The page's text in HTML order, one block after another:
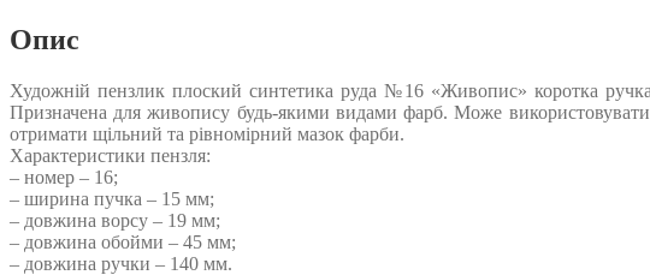
Опис
Художній пензлик плоский синтетика руда №16 «Живопис» коротка ручка
Призначена для живопису будь-якими видами фарб. Може
отримати щільний та рівномірний мазок фарби.
Характеристики пензля:
– номер – 16;
– ширина пучка – 15 мм;
– довжина ворсу – 19 мм;
– довжина обойми – 45 мм;
– довжина ручки – 140 мм.